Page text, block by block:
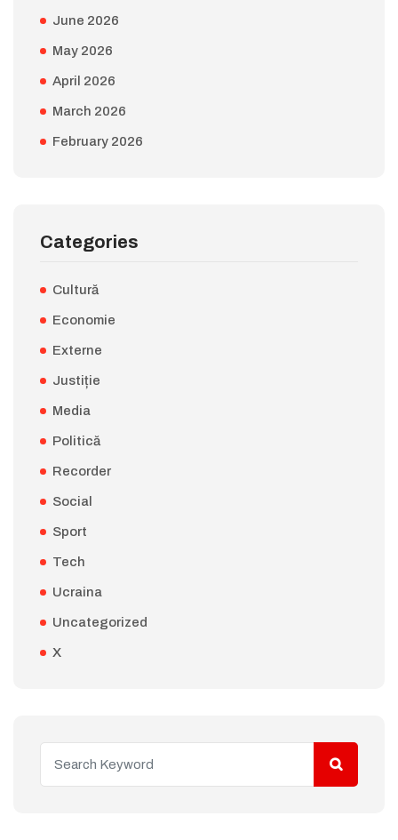
June 2026
May 2026
April 2026
March 2026
February 2026
Categories
Cultură
Economie
Externe
Justiție
Media
Politică
Recorder
Social
Sport
Tech
Ucraina
Uncategorized
X